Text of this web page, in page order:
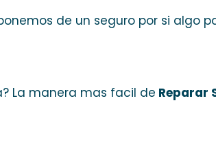
de un seguro por si algo
La manera mas facil de Reparar